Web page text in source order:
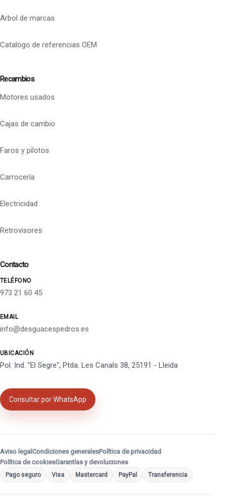
Arbol de marcas
Catalogo de referencias OEM
Recambios
Motores usados
Cajas de cambio
Faros y pilotos
Carrocería
Electricidad
Retrovisores
Contacto
TELÉFONO
973 21 60 45
EMAIL
info@desguacespedros.es
UBICACIÓN
Pol. Ind. "El Segre", Ptda. Les Canals 38, 25191 - Lleida
Consultar por WhatsApp
Aviso legal Condiciones generalesPolítica de privacidad
Política de cookiesGarantías y devoluciones
Pago seguro Visa Mastercard PayPal Transferencia